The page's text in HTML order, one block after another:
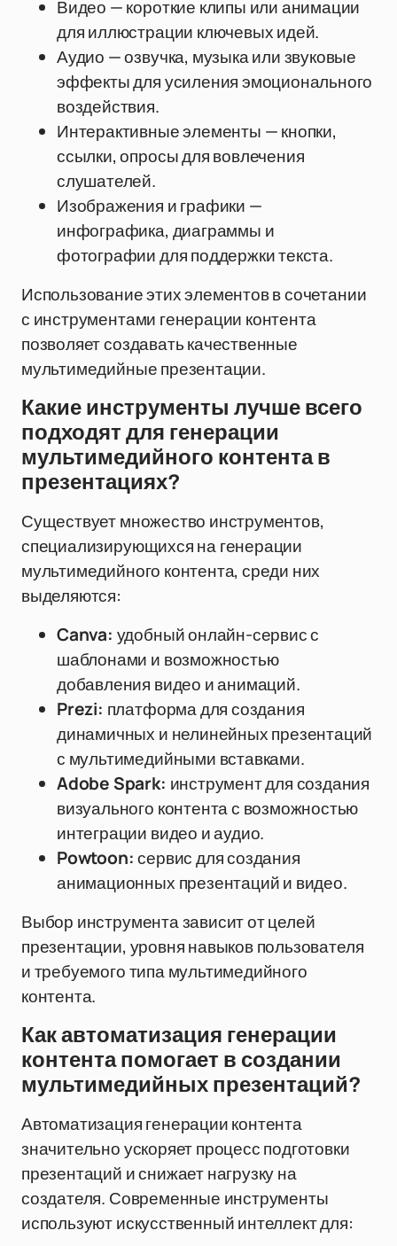
Видео — короткие клипы или анимации
для иллюстрации ключевых идей.
Аудио — озвучка, музыка или звуковые
эффекты для усиления эмоционального
воздействия.
Интерактивные элементы — кнопки,
ссылки, опросы для вовлечения
слушателей.
Изображения и графики —
инфографика, диаграммы и
фотографии для поддержки текста.
Использование этих элементов в сочетании
с инструментами генерации контента
позволяет создавать качественные
мультимедийные презентации.
Какие инструменты лучше всего
подходят для генерации
мультимедийного контента в
презентациях?
Существует множество инструментов,
специализирующихся на генерации
мультимедийного контента, среди них
выделяются:
Canva: удобный онлайн-сервис с
шаблонами и возможностью
добавления видео и анимаций.
Prezi: платформа для создания
динамичных и нелинейных презентаций
с мультимедийными вставками.
Adobe Spark: инструмент для создания
визуального контента с возможностью
интеграции видео и аудио.
Powtoon:сервис для создания
анимационных презентаций и видео.
Выбор инструмента зависит от целей
презентации, уровня навыков пользователя
и требуемого типа мультимедийного
контента.
Как автоматизация генерации
контента помогает в создании
мультимедийных презентаций?
Автоматизация генерации контента
значительно ускоряет процесс подготовки
презентаций и снижает нагрузку на
создателя. Современные инструменты
используют искусственный интеллект для: